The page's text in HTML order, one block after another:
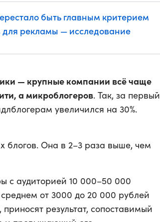
быть главным критерием
рекламы — исследование
— крупные компании всё чаще
а микроблогеров. Так, за первый
увеличился на 30%.
блогов. Она в 2–3 раза выше, чем
с аудиторией 10 000–50 000
среднем от 3000 до 20 000 рублей
результат, сопоставимый